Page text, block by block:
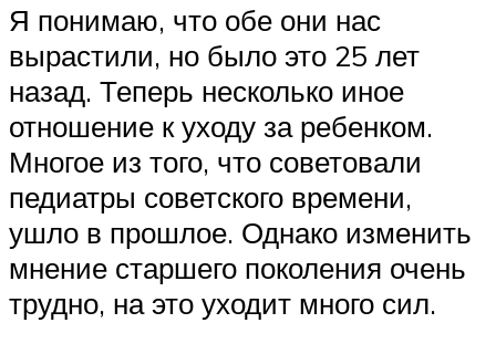
Я понимаю, что обе они нас
вырастили, но было это 25 лет
назад. Теперь несколько иное
отношение к уходу за ребенком.
Многое из того, что советовали
педиатры советского времени,
ушло в прошлое. Однако изменить
мнение старшего поколения очень
трудно, на это уходит много сил.